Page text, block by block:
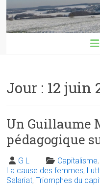
Jour : 12 juin
Un Guillaume
pédagogique
G L Capitalisme,
La cause des femmes,
Salariat,Triomphes du